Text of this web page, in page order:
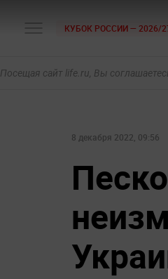
КУБОК РОССИИ — 2026/
Посещая сайт life.ru, Вы
8 декабря 2022, 09:56